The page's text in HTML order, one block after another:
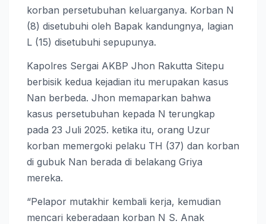
korban persetubuhan keluarganya. Korban N
(8) disetubuhi oleh Bapak kandungnya, lagian
L (15) disetubuhi sepupunya.
Kapolres Sergai AKBP Jhon Rakutta Sitepu
berbisik kedua kejadian itu merupakan kasus
Nan berbeda. Jhon memaparkan bahwa
kasus persetubuhan kepada N terungkap
pada 23 Juli 2025. ketika itu, orang Uzur
korban memergoki pelaku TH (37) dan korban
di gubuk Nan berada di belakang Griya
mereka.
“Pelapor mutakhir kembali kerja, kemudian
mencari keberadaan korban N S. Anak